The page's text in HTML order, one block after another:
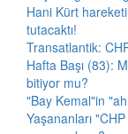
Hani Kürt
tutacaktı!
Transatlantik:
Hafta Başı (83):
bitiyor mu?
"Bay Kemal"in
Yaşananları